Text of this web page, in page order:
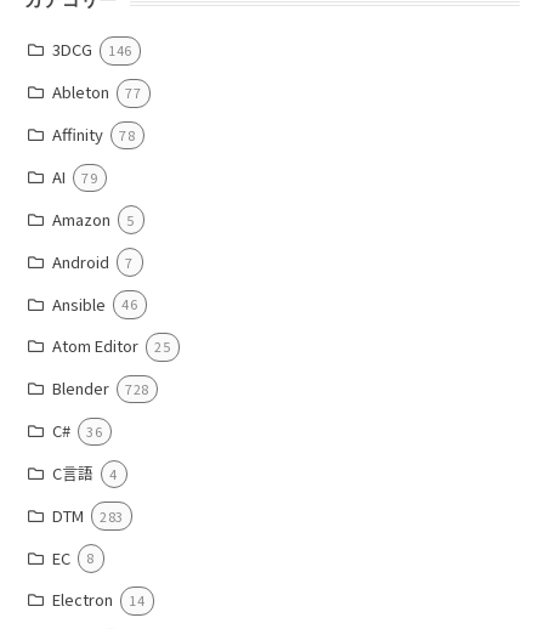
3DCG 146
Ableton 77
Affinity 78
AI 79
Amazon 5
Android 7
Ansible 46
Atom Editor 25
Blender 728
C# 36
C言語 4
DTM 283
EC 8
Electron 14